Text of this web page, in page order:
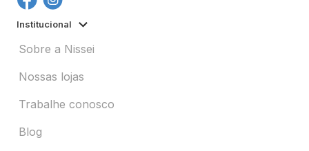
Institucional
Sobre a Nissei
Nossas lojas
Trabalhe conosco
Blog